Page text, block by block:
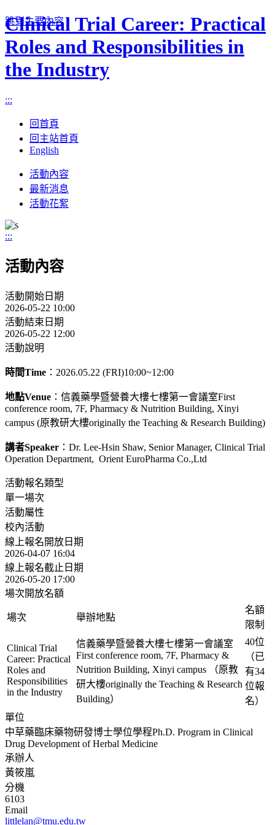
跳到主要內容
Clinical Trial Career: Practical
Roles and Responsibilities in
the Industry
:::
回首頁
回主站首頁
English
Toggle
navigation
活動內容
最新消息
活動花絮
:::
活動內容
活動開始日期
2026-05-22 10:00
活動結束日期
2026-05-22 12:00
活動說明
時間Time ：2026.05.22 (FRI)10:00~12:00
地點Venue ：信義藥學暨營養大樓七樓第一會議室First
conference room, 7F, Pharmacy & Nutrition Building, Xinyi
campus (原教研大樓originally the Teaching & Research Building)
講者Speaker ：Dr. Lee-Hsin Shaw, Senior Manager, Clinical Trial
Operation Department, Orient EuroPharma Co.,Ltd
活動報名類型
單一場次
活動屬性
校內活動
線上報名開放日期
2026-04-07 16:04
線上報名截止日期
2026-05-20 17:00
場次開放名額
場次 舉辦地點
名額
限制
Clinical Trial
Career: Practical
Roles and
Responsibilities
in the Industry
信義藥學暨營養大樓七樓第一會議室
First conference room, 7F, Pharmacy &
Nutrition Building, Xinyi campus （原教
研大樓originally the Teaching & Research
Building）
40位
（已
有34
位報
名）
單位
中草藥臨床藥物研發博士學位學程Ph.D. Program in Clinical
Drug Development of Herbal Medicine
承辦人
黃筱嵐
分機
6103
Email
littlelan@tmu.edu.tw